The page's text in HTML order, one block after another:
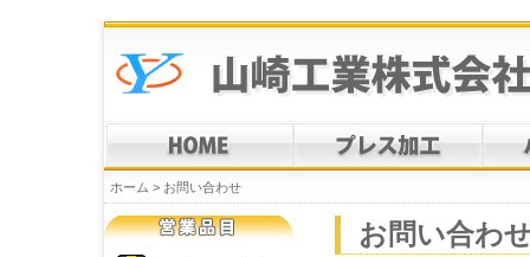
ホーム > お問い合わせ
お問い合わ